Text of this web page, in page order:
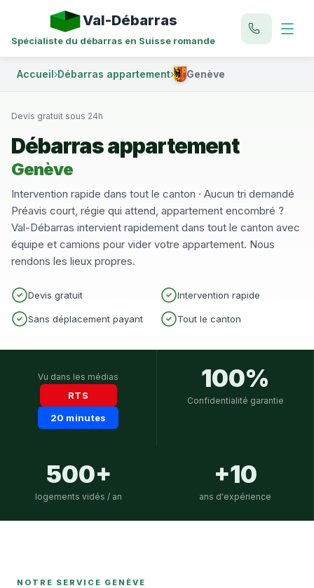
Val-Débarras
Spécialiste du débarras en Suisse romande
Accueil›Débarras appartement› Genève
Devis gratuit sous 24h
Débarras appartement
Genève
Intervention rapide dans tout le canton · Aucun tri demandé
Préavis court, régie qui attend, appartement encombré ?
Val-Débarras intervient rapidement dans tout le canton avec
équipe et camions pour vider votre appartement. Nous
rendons les lieux propres.
Devis gratuit Intervention rapide
Sans déplacement payant Tout le canton
Vu dans les médias
RTS
20 minutes
+10
ans d'expérience
100%
Confidentialité garantie
500+
logements vidés / an
NOTRE SERVICE GENÈVE